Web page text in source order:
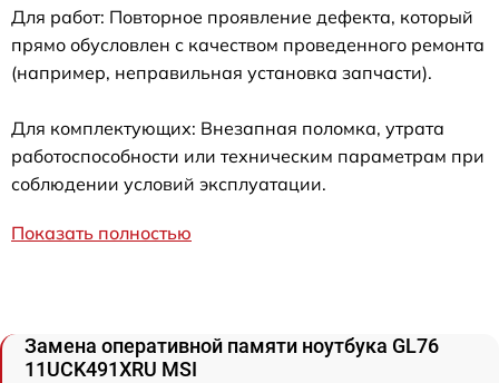
Для работ: Повторное проявление дефекта, который
прямо обусловлен с качеством проведенного ремонта
(например, неправильная установка запчасти).
Для комплектующих: Внезапная поломка, утрата
работоспособности или техническим параметрам при
соблюдении условий эксплуатации.
Показать полностью
Замена оперативной памяти ноутбука GL76
11UCK491XRU MSI